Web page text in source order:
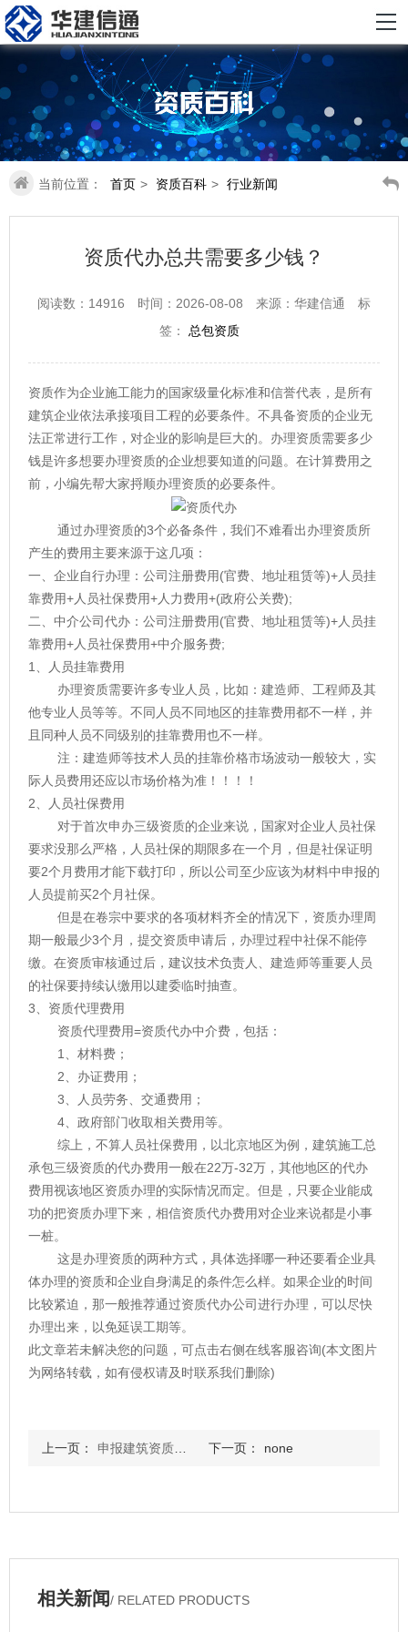
当前位置： 首页 > 资质百科 > 行业新闻
资质代办总共需要多少钱？
阅读数：14916 时间：2026-08-08 来源：华建信通
标
签： 总包资质
资质作为企业施工能力的国家级量化标准和信誉代表，是所有
建筑企业依法承接项目工程的必要条件。不具备资质的企业无
法正常进行工作，对企业的影响是巨大的。办理资质需要多少
钱是许多想要办理资质的企业想要知道的问题。在计算费用之
前，小编先帮大家捋顺办理资质的必要条件。
通过办理资质的3个必备条件，我们不难看出办理资质所
产生的费用主要来源于这几项：
一、企业自行办理：公司注册费用(官费、地址租赁等)+人员挂
靠费用+人员社保费用+人力费用+(政府公关费);
二、中介公司代办：公司注册费用(官费、地址租赁等)+人员挂
靠费用+人员社保费用+中介服务费;
1、人员挂靠费用
办理资质需要许多专业人员，比如：建造师、工程师及其
他专业人员等等。不同人员不同地区的挂靠费用都不一样，并
且同种人员不同级别的挂靠费用也不一样。
注：建造师等技术人员的挂靠价格市场波动一般较大，实
际人员费用还应以市场价格为准！！！！
2、人员社保费用
对于首次申办三级资质的企业来说，国家对企业人员社保
要求没那么严格，人员社保的期限多在一个月，但是社保证明
要2个月费用才能下载打印，所以公司至少应该为材料中申报的
人员提前买2个月社保。
但是在卷宗中要求的各项材料齐全的情况下，资质办理周
期一般最少3个月，提交资质申请后，办理过程中社保不能停
缴。在资质审核通过后，建议技术负责人、建造师等重要人员
的社保要持续认缴用以建委临时抽查。
3、资质代理费用
资质代理费用=资质代办中介费，包括：
1、材料费；
2、办证费用；
3、人员劳务、交通费用；
4、政府部门收取相关费用等。
综上，不算人员社保费用，以北京地区为例，建筑施工总
承包三级资质的代办费用一般在22万-32万，其他地区的代办
费用视该地区资质办理的实际情况而定。但是，只要企业能成
功的把资质办理下来，相信资质代办费用对企业来说都是小事
一桩。
这是办理资质的两种方式，具体选择哪一种还要看企业具
体办理的资质和企业自身满足的条件怎么样。如果企业的时间
比较紧迫，那一般推荐通过资质代办公司进行办理，可以尽快
办理出来，以免延误工期等。
此文章若未解决您的问题，可点击右侧在线客服咨询(本文图片
为网络转载，如有侵权请及时联系我们删除)
上一页： 申报建筑资质所需要的时间详情 下一页： none
相关新闻/ RELATED PRODUCTS